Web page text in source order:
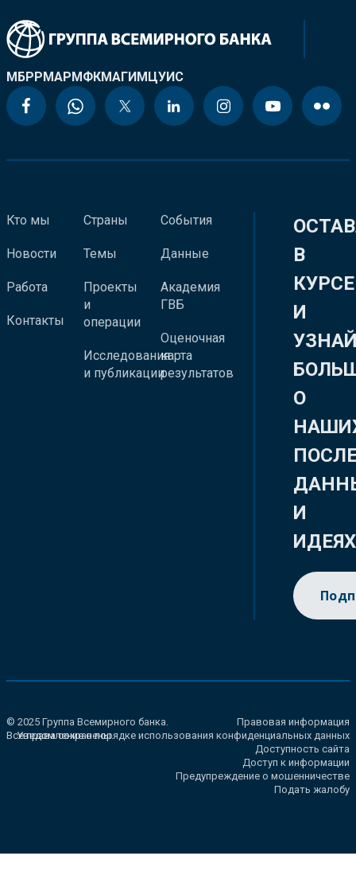
МБРРМАРМФКМАГИМЦУИС
Кто мы
Новости
Работа
Контакты
Страны
Темы
Проекты
и
операции
Исследования
и публикации
События
Данные
Академия
ГВБ
Оценочная
карта
результатов
В
КУРСЕ
И
О
И
ИДЕЯХ
© 2025 Группа Всемирного банка.
Все права сохранены.
Правовая информация
Уведомление о порядке использования конфиденциальных данных
Доступность сайта
Доступ к информации
Предупреждение о мошенничестве
Подать жалобу